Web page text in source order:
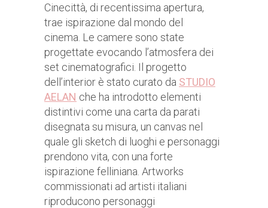
Cinecittà, di recentissima apertura,
trae ispirazione dal mondo del
cinema. Le camere sono state
progettate evocando l’atmosfera dei
set cinematografici. Il progetto
dell’interior è stato curato da STUDIO
AELAN che ha introdotto elementi
distintivi come una carta da parati
disegnata su misura, un canvas nel
quale gli sketch di luoghi e personaggi
prendono vita, con una forte
ispirazione felliniana. Artworks
commissionati ad artisti italiani
riproducono personaggi